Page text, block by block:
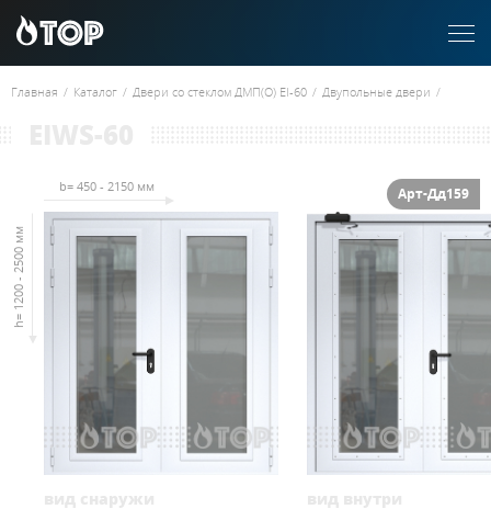
Главная / Каталог / Двери со стеклом ДМП(О) EI-60 / Двупольные двери /
b= 450 - 2150 мм
h= 1200 - 2500 мм
Арт-Дд159